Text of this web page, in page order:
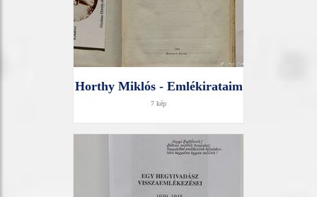
Horthy Miklós - Emlékirataim
7 kép